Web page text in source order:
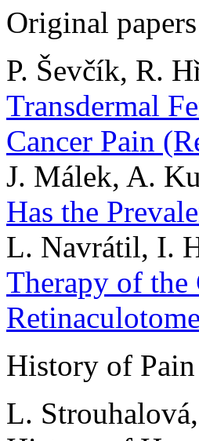
Original papers
P. Ševčík, R.
Transdermal
Cancer Pain
J. Málek, A.
Has the
L. Navrátil, I.
Therapy of the
Retinaculotome
History of Pain
L.